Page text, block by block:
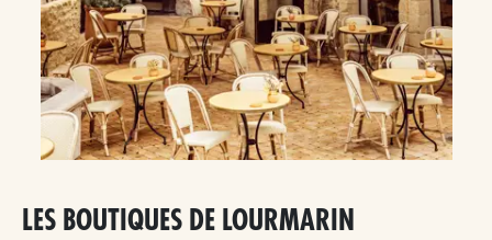
LES BOUTIQUES DE LOURMARIN